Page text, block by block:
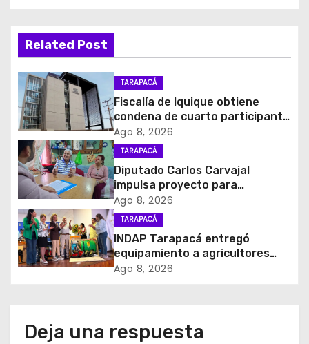
a
c
i
ó
n
d
e
e
n
r
Related Post
TARAPACÁ
Fiscalía de Iquique obtiene
condena de cuarto participante
en violento asalto a
comerciante
Ago 8, 2026
TARAPACÁ
Diputado Carlos Carvajal
impulsa proyecto para
homenajear en vida al campeón
mundial Raúl Choque
Ago 8, 2026
TARAPACÁ
INDAP Tarapacá entregó
equipamiento a agricultores
para prevenir la mosca de la
Ago 8, 2026
Deja una respuesta